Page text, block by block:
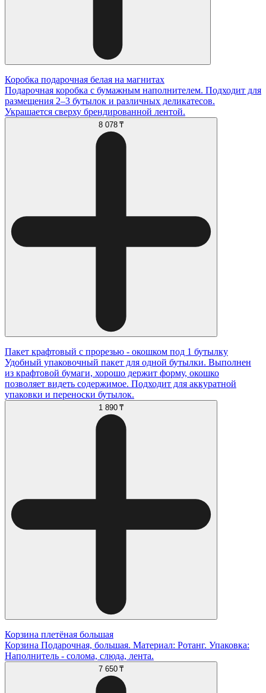
Коробка подарочная белая на магнитах
Подарочная коробка с бумажным наполнителем. Подходит для
размещения 2–3 бутылок и различных деликатесов.
Украшается сверху брендированной лентой.
8 078 ₸
Пакет крафтовый с прорезью - окошком под 1 бутылку
Удобный упаковочный пакет для одной бутылки. Выполнен
из крафтовой бумаги, хорошо держит форму, окошко
позволяет видеть содержимое. Подходит для аккуратной
упаковки и переноски бутылок.
1 890 ₸
Корзина плетёная большая
Корзина Подарочная, большая. Материал: Ротанг. Упаковка:
Наполнитель - солома, слюда, лента.
7 650 ₸